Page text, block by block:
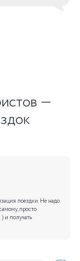
—
поездки. Не надо
просто
и получать